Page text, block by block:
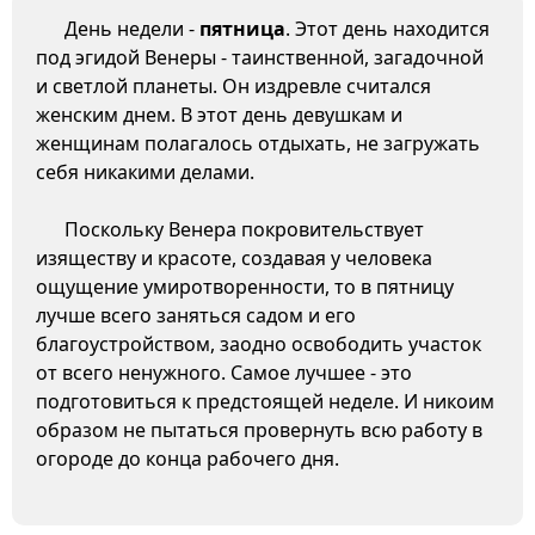
День недели - пятница. Этот день находится
под эгидой Венеры - таинственной, загадочной
и светлой планеты. Он издревле считался
женским днем. В этот день девушкам и
женщинам полагалось отдыхать, не загружать
себя никакими делами.
Поскольку Венера покровительствует
изяществу и красоте, создавая у человека
ощущение умиротворенности, то в пятницу
лучше всего заняться садом и его
благоустройством, заодно освободить участок
от всего ненужного. Самое лучшее - это
подготовиться к предстоящей неделе. И никоим
образом не пытаться провернуть всю работу в
огороде до конца рабочего дня.